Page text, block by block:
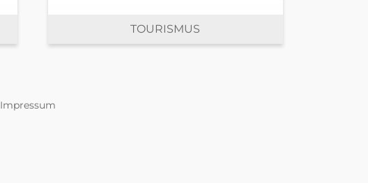
TOURISMUS
Impressum